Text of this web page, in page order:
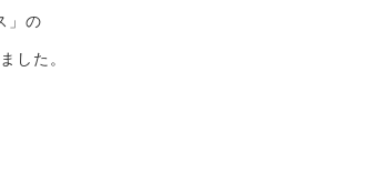
」の
した。